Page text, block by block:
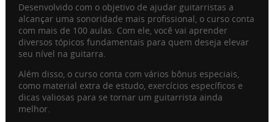
Desenvolvido com o objetivo de ajudar guitarristas a
alcançar uma sonoridade mais profissional, o curso conta
com mais de 100 aulas. Com ele, você vai aprender
diversos tópicos fundamentais para quem deseja elevar
seu nível na guitarra.
Além disso, o curso conta com vários bônus especiais,
como material extra de estudo, exercícios específicos e
dicas valiosas para se tornar um guitarrista ainda
melhor.